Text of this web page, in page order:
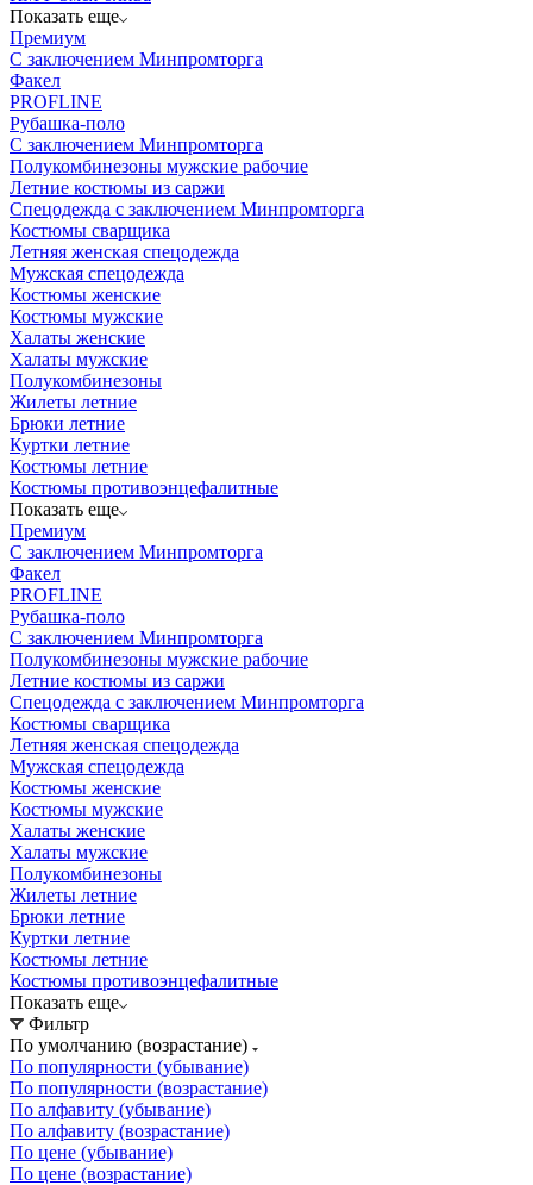
Показать еще
Премиум
С заключением Минпромторга
Факел
PROFLINE
Рубашка-поло
С заключением Минпромторга
Полукомбинезоны мужские рабочие
Летние костюмы из саржи
Спецодежда с заключением Минпромторга
Костюмы сварщика
Летняя женская спецодежда
Мужская спецодежда
Костюмы женские
Костюмы мужские
Халаты женские
Халаты мужские
Полукомбинезоны
Жилеты летние
Брюки летние
Куртки летние
Костюмы летние
Костюмы противоэнцефалитные
Показать еще
Премиум
С заключением Минпромторга
Факел
PROFLINE
Рубашка-поло
С заключением Минпромторга
Полукомбинезоны мужские рабочие
Летние костюмы из саржи
Спецодежда с заключением Минпромторга
Костюмы сварщика
Летняя женская спецодежда
Мужская спецодежда
Костюмы женские
Костюмы мужские
Халаты женские
Халаты мужские
Полукомбинезоны
Жилеты летние
Брюки летние
Куртки летние
Костюмы летние
Костюмы противоэнцефалитные
Показать еще
Фильтр
По умолчанию (возрастание)
По популярности (убывание)
По популярности (возрастание)
По алфавиту (убывание)
По алфавиту (возрастание)
По цене (убывание)
По цене (возрастание)